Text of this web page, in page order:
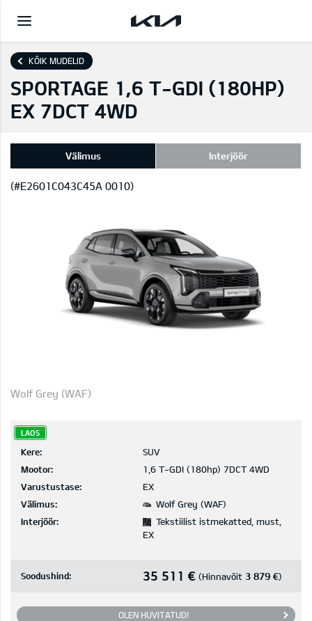
KÕIK MUDELID
SPORTAGE 1,6 T-GDI (180HP)
EX 7DCT 4WD
Välimus Interjöör
(#E2601C043C45A 0010)
Wolf Grey (WAF)
LAOS
Kere:
SUV
Mootor:
1,6 T-GDI (180hp) 7DCT 4WD
Varustustase:
EX
Välimus:
Wolf Grey (WAF)
Interjöör:
Tekstiilist istmekatted, must,
EX
Soodushind: 35 511 € (Hinnavõit 3 879 €)
OLEN HUVITATUD!